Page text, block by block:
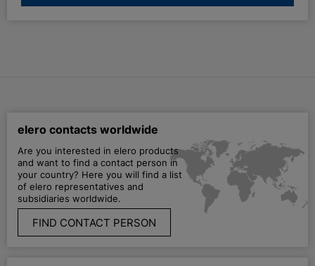
elero contacts worldwide
Are you interested in elero products
and want to find a contact person in
your country? Here you will find a list
of elero representatives and
subsidiaries worldwide.
FIND CONTACT PERSON